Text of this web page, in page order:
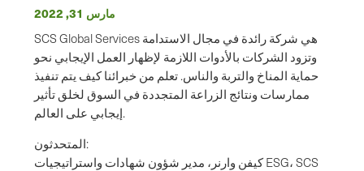
مارس 31, 2022
SCS Global Services هي شركة رائدة في مجال الاستدامة
وتزود الشركات بالأدوات اللازمة لإظهار العمل الإيجابي نحو
حماية المناخ والتربة والناس. تعلم من خبرائنا كيف يتم تنفيذ
ممارسات ونتائج الزراعة المتجددة في السوق لخلق تأثير
إيجابي على العالم.
المتحدثون:
كيفن وارنر، مدير شؤون شهادات واستراتيجيات ESG، SCS